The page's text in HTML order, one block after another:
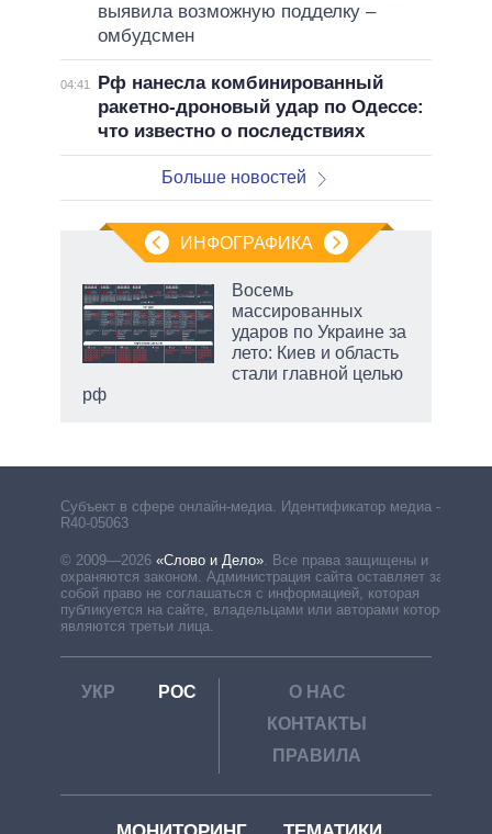
выявила возможную подделку –
омбудсмен
04:41
Рф нанесла комбинированный
ракетно-дроновый удар по Одессе:
что известно о последствиях
Больше новостей
ИНФОГРАФИКА
Восемь
массированных
ударов по Украине за
лето: Киев и область
стали главной целью
рф
Субъект в сфере онлайн-медиа. Идентификатор медиа –
R40-05063
© 2009—2026 «Слово и Дело». Все права защищены и
охраняются законом. Администрация сайта оставляет за
собой право не соглашаться с информацией, которая
публикуется на сайте, владельцами или авторами которой
являются третьи лица.
УКР РОС
О НАС
КОНТАКТЫ
ПРАВИЛА